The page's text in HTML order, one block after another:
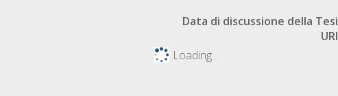
Data di discussione della Tesi
URI
Loading...